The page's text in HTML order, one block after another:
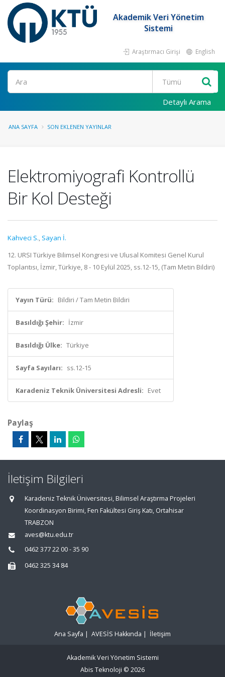
Akademik Veri Yönetim
Sistemi
Araştırmacı Girişi English
Ara
Detaylı Arama
ANA SAYFA SON EKLENEN YAYINLAR
Elektromiyografi Kontrollü
Bir Kol Desteği
Kahveci S., Sayan İ.
12. URSI Türkiye Bilimsel Kongresi ve Ulusal Komitesi Genel Kurul
Toplantısı, İzmir, Türkiye, 8 - 10 Eylül 2025, ss.12-15, (Tam Metin Bildiri)
Yayın Türü: Bildiri / Tam Metin Bildiri
Basıldığı Şehir: İzmir
Basıldığı Ülke: Türkiye
Sayfa Sayıları: ss.12-15
Karadeniz Teknik Üniversitesi Adresli: Evet
Paylaş
İletişim Bilgileri
Karadeniz Teknik Üniversitesi, Bilimsel Araştırma Projeleri
Koordinasyon Birimi, Fen Fakültesi Giriş Katı, Ortahisar
TRABZON
aves@ktu.edu.tr
0462 377 22 00 - 35 90
0462 325 34 84
Ana Sayfa | AVESİS Hakkında | İletişim
Akademik Veri Yönetim Sistemi
Abis Teknoloji © 2026